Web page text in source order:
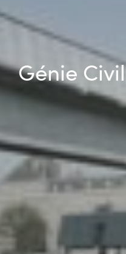
Génie Civil